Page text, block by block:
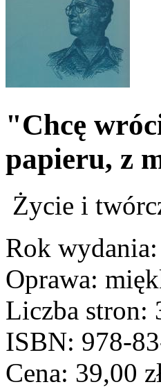
"Chcę
papieru, z
Życie i
Rok
Oprawa:
Liczba stron:
ISBN: 978-
Cena: 39,00